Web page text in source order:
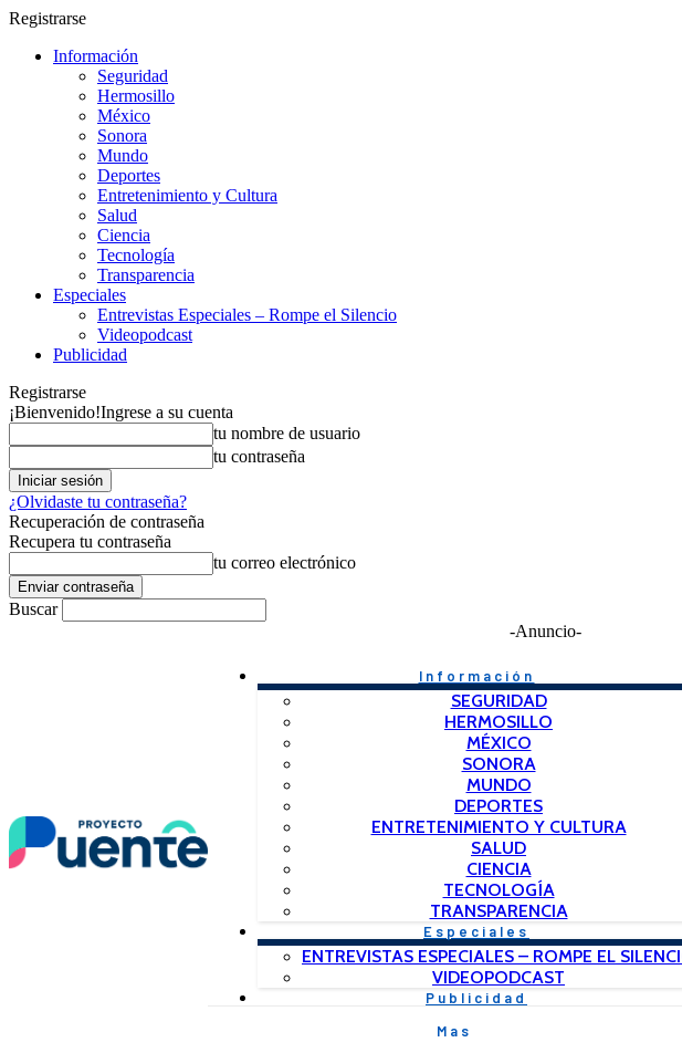
Registrarse
Información
Seguridad
Hermosillo
México
Sonora
Mundo
Deportes
Entretenimiento y Cultura
Salud
Ciencia
Tecnología
Transparencia
Especiales
Entrevistas Especiales – Rompe el Silencio
Videopodcast
Publicidad
Registrarse
¡Bienvenido!Ingrese a su cuenta
tu nombre de usuario
tu contraseña
¿Olvidaste tu contraseña?
Recuperación de contraseña
Recupera tu contraseña
tu correo electrónico
Buscar
-Anuncio-
Información
SEGURIDAD
HERMOSILLO
MÉXICO
SONORA
MUNDO
DEPORTES
ENTRETENIMIENTO Y CULTURA
SALUD
CIENCIA
TECNOLOGÍA
TRANSPARENCIA
Especiales
ENTREVISTAS ESPECIALES – ROMPE EL
VIDEOPODCAST
Publicidad
Mas